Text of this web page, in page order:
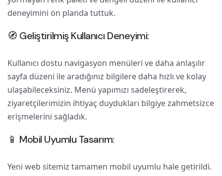
deneyimini ön planda tuttuk.
🧭 Geliştirilmiş Kullanıcı Deneyimi:
Kullanıcı dostu navigasyon menüleri ve daha anlaşılır
sayfa düzeni ile aradığınız bilgilere daha hızlı ve kolay
ulaşabileceksiniz. Menü yapımızı sadeleştirerek,
ziyaretçilerimizin ihtiyaç duydukları bilgiye zahmetsizce
erişmelerini sağladık.
📱 Mobil Uyumlu Tasarım:
Yeni web sitemiz tamamen mobil uyumlu hale getirildi.